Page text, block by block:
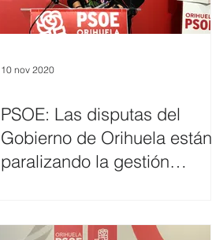
10 nov 2020
PSOE: Las disputas del
Gobierno de Orihuela están
paralizando la gestión